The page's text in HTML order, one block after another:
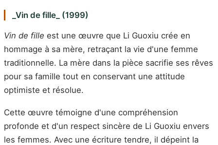
_Vin de fille_ (1999)
Vin de fille est une œuvre que Li Guoxiu crée en
hommage à sa mère, retraçant la vie d'une femme
traditionnelle. La mère dans la pièce sacrifie ses rêves
pour sa famille tout en conservant une attitude
optimiste et résolue.
Cette œuvre témoigne d'une compréhension
profonde et d'un respect sincère de Li Guoxiu envers
les femmes. Avec une écriture tendre, il dépeint la